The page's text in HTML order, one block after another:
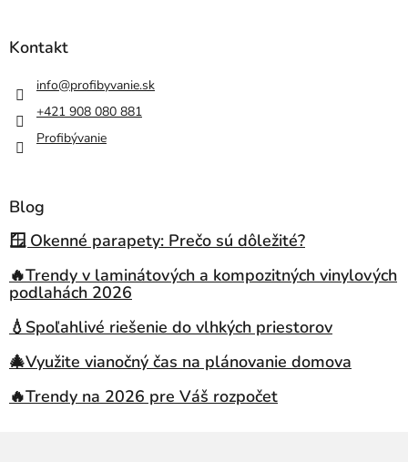
Kontakt
info@profibyvanie.sk
+421 908 080 881
Profibývanie
Blog
🪟 Okenné parapety: Prečo sú dôležité?
🔥Trendy v laminátových a kompozitných vinylových
podlahách 2026
💧Spoľahlivé riešenie do vlhkých priestorov
🎄Využite vianočný čas na plánovanie domova
🔥Trendy na 2026 pre Váš rozpočet